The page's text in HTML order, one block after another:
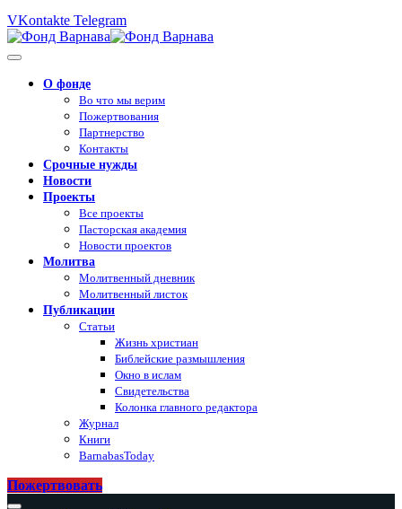
VKontakte Telegram
О фонде
Во что мы верим
Пожертвования
Партнерство
Контакты
Срочные нужды
Новости
Проекты
Все проекты
Пасторская академия
Новости проектов
Молитва
Молитвенный дневник
Молитвенный листок
Публикации
Статьи
Жизнь христиан
Библейские размышления
Окно в ислам
Свидетельства
Колонка главного редактора
Журнал
Книги
BarnabasToday
Пожертвовать